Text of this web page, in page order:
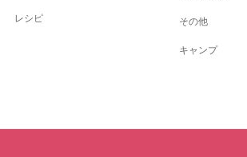
レシピ その他
キャンプ